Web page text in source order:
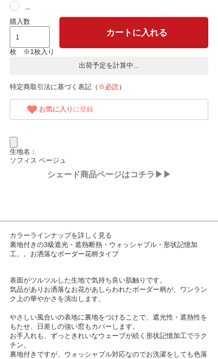
購入数
枚 ※1枚入り
カートに入れる
出荷予定を計算中...
特定商取引法に基づく表記（ ※必読）
お気に入り に登録
生地名：
ソフィス ベージュ
シェード商品ページはコチラ▶▶
カラーラインナップを詳しく見る
裏地付きの3級遮光・遮熱断熱・ウォッシャブル・形状記憶加
工。。お洒落なボーダー花柄タイプ
表面がツルツルした生地で気持ち良い肌触りです。
気品がありお洒落なお花があしらわれたボーダー柄が、ワンラン
ク上の華やかさを演出します。
やさしい風合いの表地に裏地をつけることで、遮光性・遮熱性を
もたせ、日差しの強い窓もカバーします。
お手入れも、ずっときれいなウェーブが続く形状記憶加工でラク
チン。
裏地付きですが、ウォッシャブル対応なのでお洗濯をしても色落